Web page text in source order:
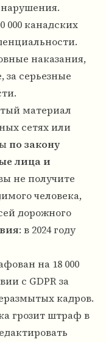
000 канадских
наказания,
серьезные
материал
сетях или
по закону
лица и
не получите
человека,
дорожного
: в 2024 году
на 18 000
с GDPR за
кадров.
грозит штраф в